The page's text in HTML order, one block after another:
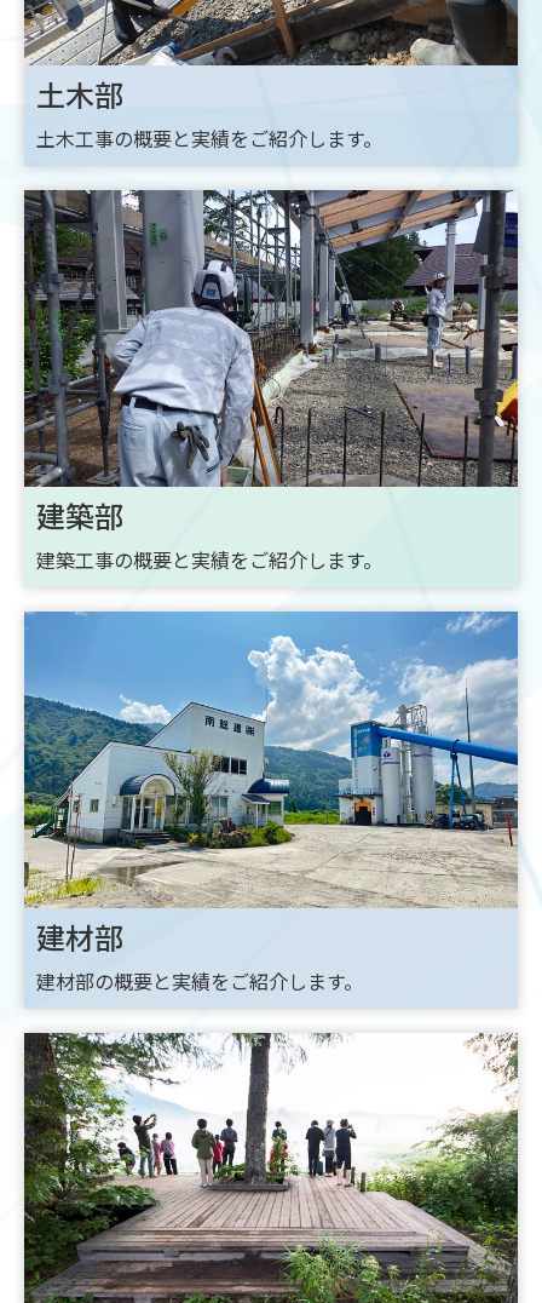
土木部
土木工事の概要と実績をご紹介します。
建築部
建築工事の概要と実績をご紹介します。
建材部
建材部の概要と実績をご紹介します。